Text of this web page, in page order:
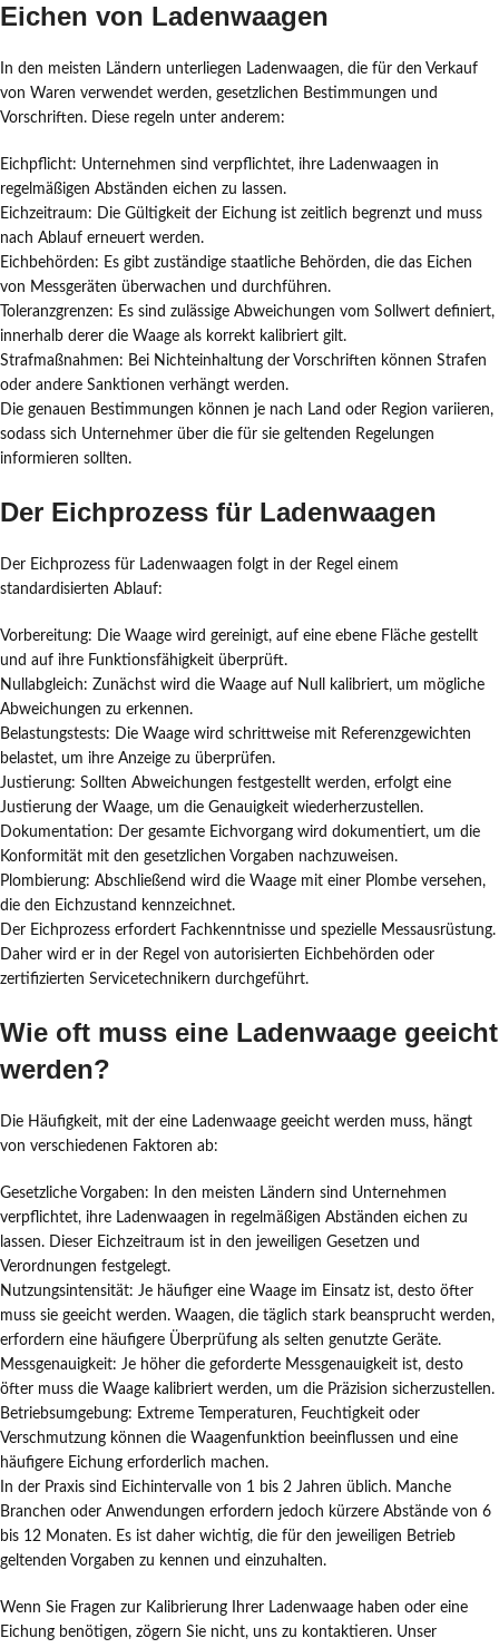
Eichen von Ladenwaagen
In den meisten Ländern unterliegen Ladenwaagen, die für den Verkauf
von Waren verwendet werden, gesetzlichen Bestimmungen und
Vorschriften. Diese regeln unter anderem:
Eichpflicht: Unternehmen sind verpflichtet, ihre Ladenwaagen in
regelmäßigen Abständen eichen zu lassen.
Eichzeitraum: Die Gültigkeit der Eichung ist zeitlich begrenzt und muss
nach Ablauf erneuert werden.
Eichbehörden: Es gibt zuständige staatliche Behörden, die das Eichen
von Messgeräten überwachen und durchführen.
Toleranzgrenzen: Es sind zulässige Abweichungen vom Sollwert definiert,
innerhalb derer die Waage als korrekt kalibriert gilt.
Strafmaßnahmen: Bei Nichteinhaltung der Vorschriften können Strafen
oder andere Sanktionen verhängt werden.
Die genauen Bestimmungen können je nach Land oder Region variieren,
sodass sich Unternehmer über die für sie geltenden Regelungen
informieren sollten.
Der Eichprozess für Ladenwaagen
Der Eichprozess für Ladenwaagen folgt in der Regel einem
standardisierten Ablauf:
Vorbereitung: Die Waage wird gereinigt, auf eine ebene Fläche gestellt
und auf ihre Funktionsfähigkeit überprüft.
Nullabgleich: Zunächst wird die Waage auf Null kalibriert, um mögliche
Abweichungen zu erkennen.
Belastungstests: Die Waage wird schrittweise mit Referenzgewichten
belastet, um ihre Anzeige zu überprüfen.
Justierung: Sollten Abweichungen festgestellt werden, erfolgt eine
Justierung der Waage, um die Genauigkeit wiederherzustellen.
Dokumentation: Der gesamte Eichvorgang wird dokumentiert, um die
Konformität mit den gesetzlichen Vorgaben nachzuweisen.
Plombierung: Abschließend wird die Waage mit einer Plombe versehen,
die den Eichzustand kennzeichnet.
Der Eichprozess erfordert Fachkenntnisse und spezielle Messausrüstung.
Daher wird er in der Regel von autorisierten Eichbehörden oder
zertifizierten Servicetechnikern durchgeführt.
Wie oft muss eine Ladenwaage geeicht
werden?
Die Häufigkeit, mit der eine Ladenwaage geeicht werden muss, hängt
von verschiedenen Faktoren ab:
Gesetzliche Vorgaben: In den meisten Ländern sind Unternehmen
verpflichtet, ihre Ladenwaagen in regelmäßigen Abständen eichen zu
lassen. Dieser Eichzeitraum ist in den jeweiligen Gesetzen und
Verordnungen festgelegt.
Nutzungsintensität: Je häufiger eine Waage im Einsatz ist, desto öfter
muss sie geeicht werden. Waagen, die täglich stark beansprucht werden,
erfordern eine häufigere Überprüfung als selten genutzte Geräte.
Messgenauigkeit: Je höher die geforderte Messgenauigkeit ist, desto
öfter muss die Waage kalibriert werden, um die Präzision sicherzustellen.
Betriebsumgebung: Extreme Temperaturen, Feuchtigkeit oder
Verschmutzung können die Waagenfunktion beeinflussen und eine
häufigere Eichung erforderlich machen.
In der Praxis sind Eichintervalle von 1 bis 2 Jahren üblich. Manche
Branchen oder Anwendungen erfordern jedoch kürzere Abstände von 6
bis 12 Monaten. Es ist daher wichtig, die für den jeweiligen Betrieb
geltenden Vorgaben zu kennen und einzuhalten.
Wenn Sie Fragen zur Kalibrierung Ihrer Ladenwaage haben oder eine
Eichung benötigen, zögern Sie nicht, uns zu kontaktieren. Unser